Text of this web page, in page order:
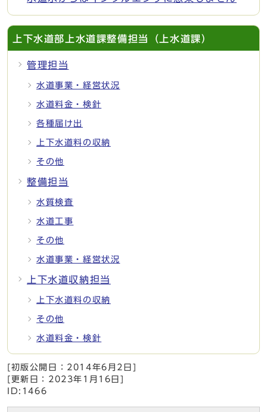
上下水道部上水道課整備担当（上水道課）
管理担当
水道事業・経営状況
水道料金・検針
各種届け出
上下水道料の収納
その他
整備担当
水質検査
水道工事
その他
水道事業・経営状況
上下水道収納担当
上下水道料の収納
その他
水道料金・検針
[初版公開日： 2014年6月2日
[更新日： 2023年1月16日
ID:1466